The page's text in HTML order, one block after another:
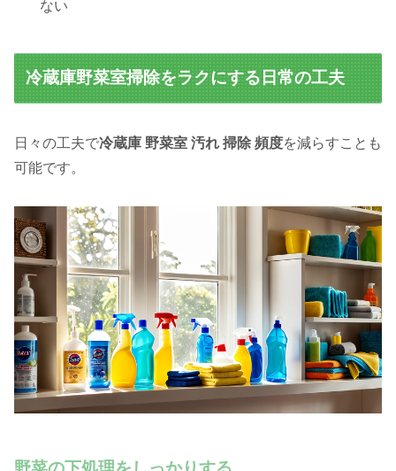
ない
冷蔵庫野菜室掃除をラクにする日常の工夫
日々の工夫で冷蔵庫 野菜室 汚れ 掃除 頻度を減らすことも
可能です。